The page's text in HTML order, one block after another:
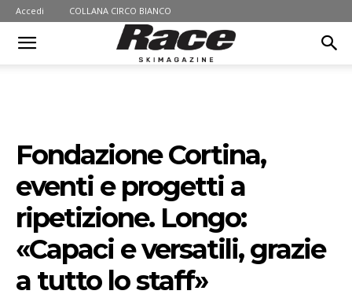
Accedi COLLANA CIRCO BIANCO
Fondazione Cortina,
eventi e progetti a
ripetizione. Longo:
«Capaci e versatili, grazie
a tutto lo staff»